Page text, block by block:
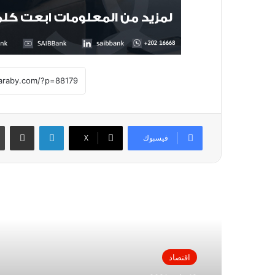
فيسبوك X
لينكدإن مشاركة
اقتصاد